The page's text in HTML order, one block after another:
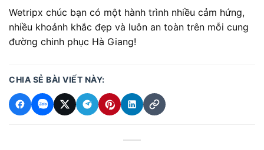
Wetripx chúc bạn có một hành trình nhiều cảm hứng,
nhiều khoảnh khắc đẹp và luôn an toàn trên mỗi cung
đường chinh phục Hà Giang!
CHIA SẺ BÀI VIẾT NÀY: